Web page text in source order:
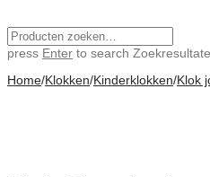
press Enter to search
Home/Klokken/Kinderklokken/Klok